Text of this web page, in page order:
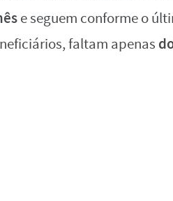
e seguem conforme o
faltam apenas